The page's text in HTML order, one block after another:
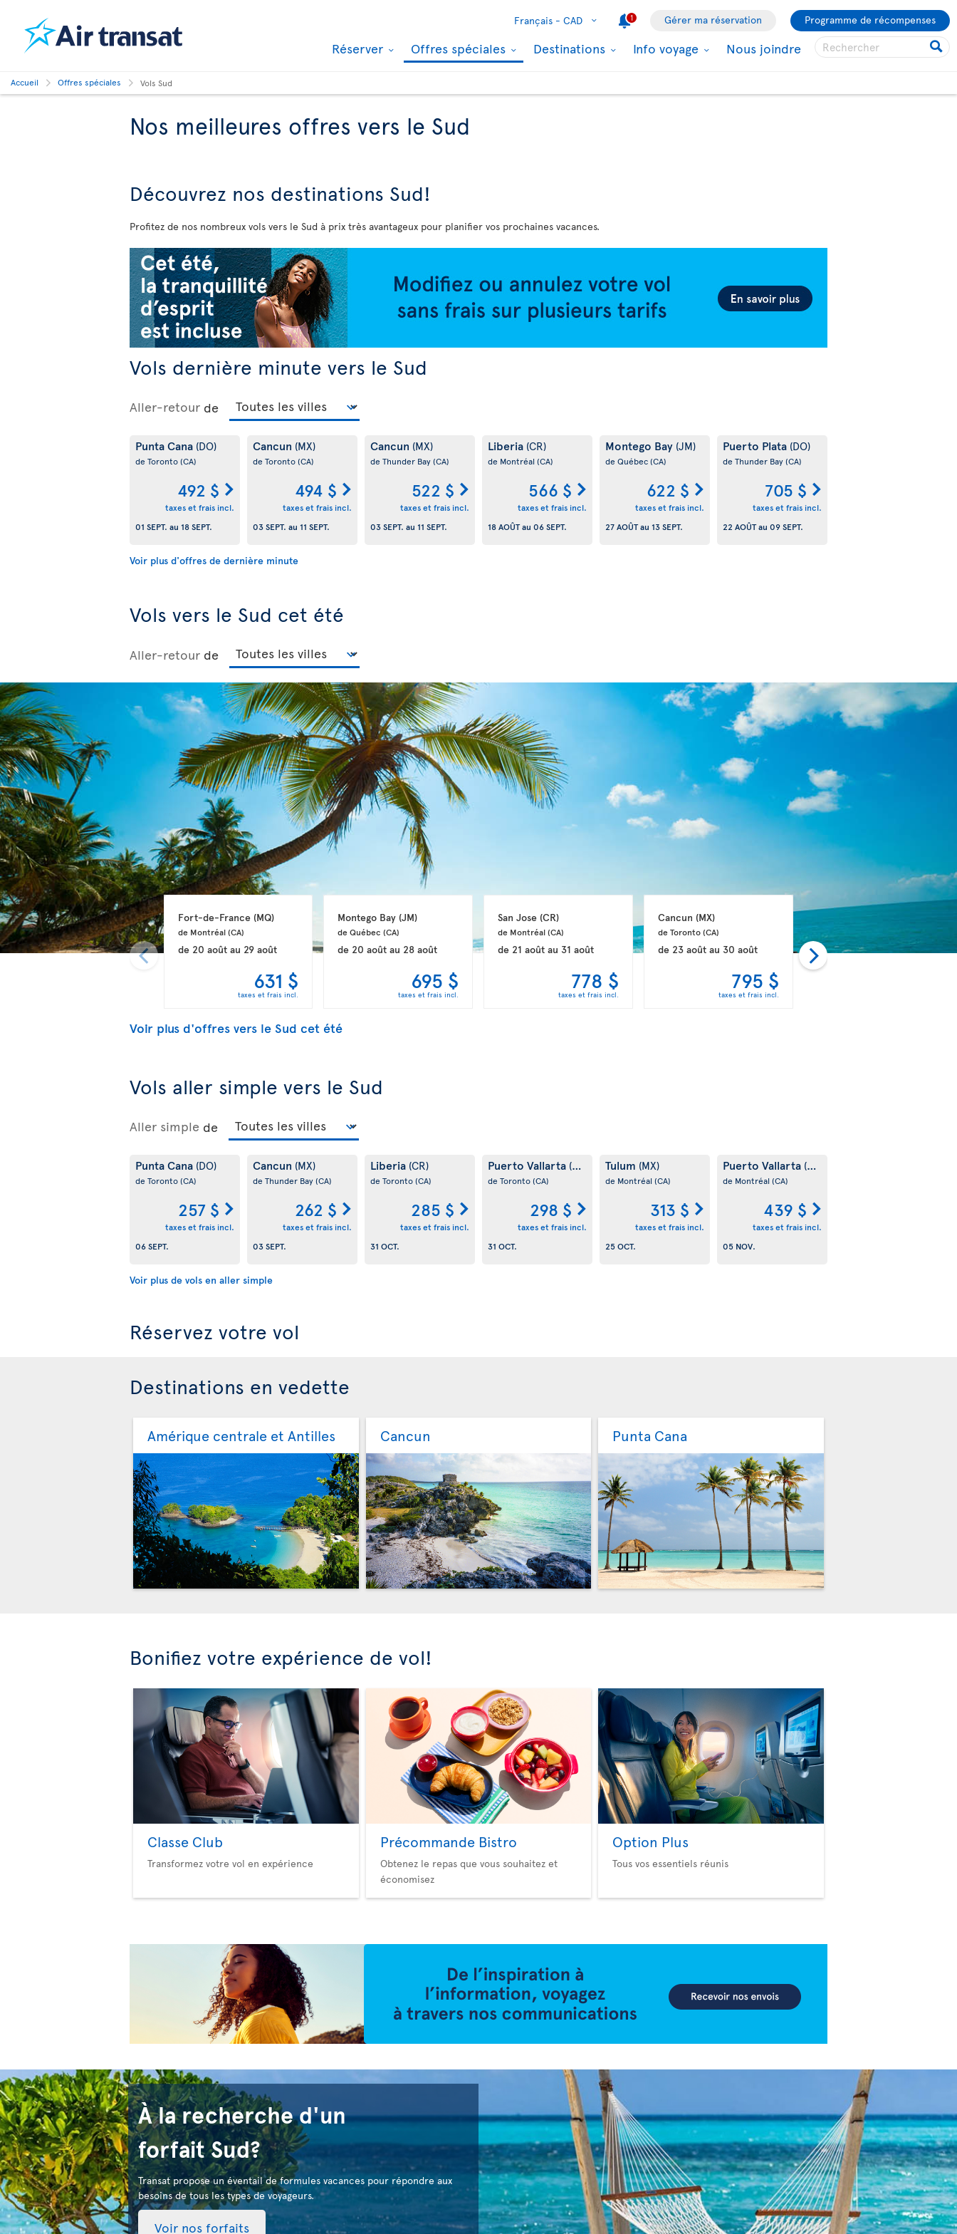
Français - CAD 1 Gérer ma réservation Programme de récompenses
Réserver Offres spéciales Destinations Info voyage Nous joindre
Accueil Offres spéciales Vols Sud
Nos meilleures offres vers le Sud
Découvrez nos destinations Sud!
Profitez de nos nombreux vols vers le Sud à prix très avantageux pour planifier vos prochaines vacances.
Vols dernière minute vers le Sud
Aller-retour de
Punta Cana (DO)
de Toronto(CA)
492 $
taxes et frais incl.
01 SEPT. au 18 SEPT.
Cancun (MX)
de Toronto(CA)
494 $
taxes et frais incl.
03 SEPT. au 11 SEPT.
Cancun (MX)
de Thunder Bay(CA)
522 $
taxes et frais incl.
03 SEPT. au 11 SEPT.
Liberia (CR)
de Montréal (CA)
566 $
taxes et frais incl.
18 AOÛTau 06 SEPT.
Montego Bay (JM)
de Québec(CA)
622 $
taxes et frais incl.
27 AOÛTau 13 SEPT.
Puerto Plata (DO)
de Thunder Bay(CA)
705 $
taxes et frais incl.
22 AOÛTau 09 SEPT.
Voir plus d'offres de dernière minute
Vols vers le Sud cet été
Aller-retour de
Fort-de-France (MQ)
de Montréal (CA)
de 20 aoûtau 29 août
631 $
taxes et frais incl.
Montego Bay (JM)
de Québec (CA)
de 20 août au 28 août
695 $
taxes et frais incl.
San Jose (CR)
de Montréal (CA)
de 21 août au 31 août
778 $
taxes et frais incl.
Cancun (MX)
de Toronto (CA)
de 23 août au 30 août
795 $
taxes et frais incl.
de Toronto
de24 aoûtau 30 août
Voir plus d'offres vers le Sud cet été
Vols aller simple vers le Sud
Aller simple de
Punta Cana (DO)
de Toronto(CA)
257 $
taxes et frais incl.
06 SEPT.
Cancun (MX)
de Thunder Bay(CA)
262 $
taxes et frais incl.
03 SEPT.
Liberia (CR)
de Toronto(CA)
285 $
taxes et frais incl.
31 OCT.
Puerto Vallarta (MX)
de Toronto(CA)
298 $
taxes et frais incl.
31 OCT.
Tulum (MX)
de Montréal (CA)
313 $
taxes et frais incl.
25 OCT.
Puerto Vallarta (MX)
de Montréal (CA)
439 $
taxes et frais incl.
05 NOV.
Voir plus de vols en aller simple
Réservez votre vol
Destinations en vedette
Amérique centrale et Antilles Cancun Punta Cana
Bonifiez votre expérience de vol!
Classe Club
Transformez votre vol en expérience
Précommande Bistro
Obtenez le repas que vous souhaitez et
économisez
Option Plus
Tous vos essentiels réunis
À la recherche d'un
forfait Sud?
Transat propose un éventail de formules vacances pour répondre aux
besoins de tous les types de voyageurs.
Voir nos forfaits